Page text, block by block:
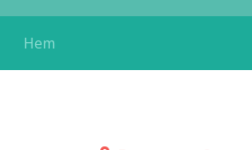
Hem